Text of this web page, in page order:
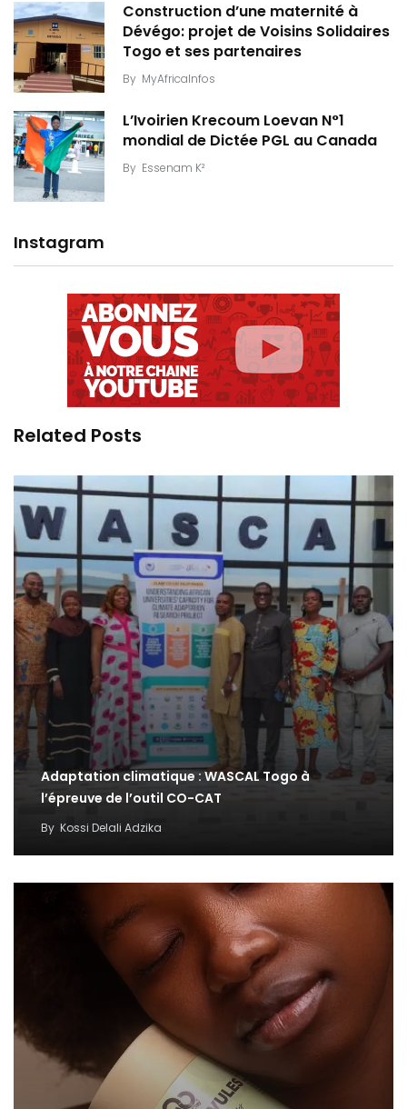
Construction d’une maternité à
Dévégo: projet de Voisins Solidaires
Togo et ses partenaires
By MyAfricaInfos
L’Ivoirien Krecoum Loevan N°1
mondial de Dictée PGL au Canada
By Essenam K²
Instagram
Related Posts
Adaptation climatique : WASCAL Togo à
l’épreuve de l’outil CO-CAT
By Kossi Delali Adzika